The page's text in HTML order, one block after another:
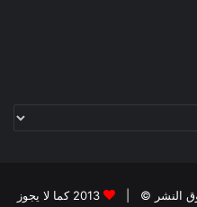
النشر © | 2013 كما لا يجوز